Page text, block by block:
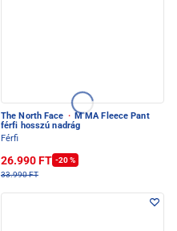
The North Face · M MA Fleece Pant
férfi hosszú nadrág
Férfi
26.990 FT -20 %
33.990 FT